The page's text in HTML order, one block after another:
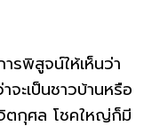
รพิสูจน์ให้เห็นว่า
ะเป็นชาวบ้านหรือ
ตกุศล โชคใหญ่ก็มี